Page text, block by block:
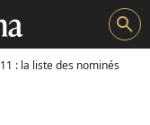
search
: la liste des nominés